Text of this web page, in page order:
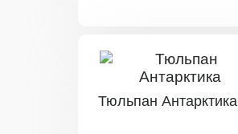
Тюльпан Антарктика